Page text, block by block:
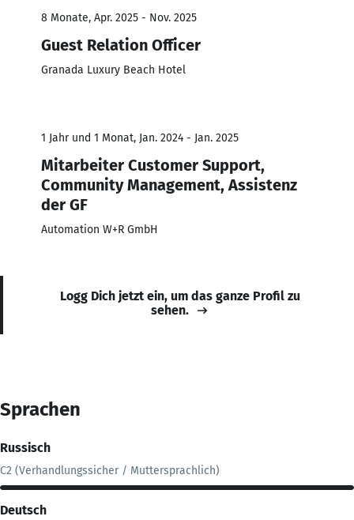
8 Monate, Apr. 2025 - Nov. 2025
Guest Relation Officer
Granada Luxury Beach Hotel
1 Jahr und 1 Monat, Jan. 2024 - Jan. 2025
Mitarbeiter Customer Support,
Community Management, Assistenz
der GF
Automation W+R GmbH
Logg Dich jetzt ein, um das ganze Profil zu
sehen.
Sprachen
Russisch
C2 (Verhandlungssicher / Muttersprachlich)
Deutsch